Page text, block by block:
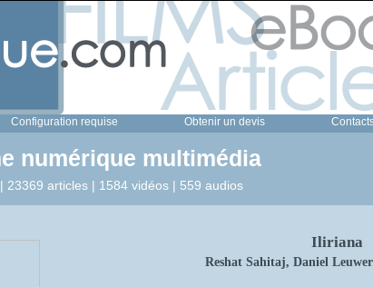
Configuration requise Obtenir un devis
numérique multimédia
23369 articles | 1584 vidéos | 559 audios
Iliriana
Reshat Sahitaj, Daniel